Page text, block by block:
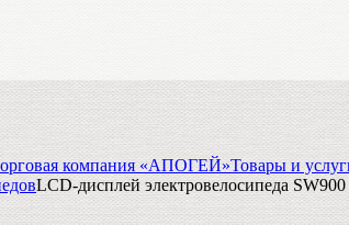
компания «АПОГЕЙ»Товары и
LCD-дисплей электровелосипеда